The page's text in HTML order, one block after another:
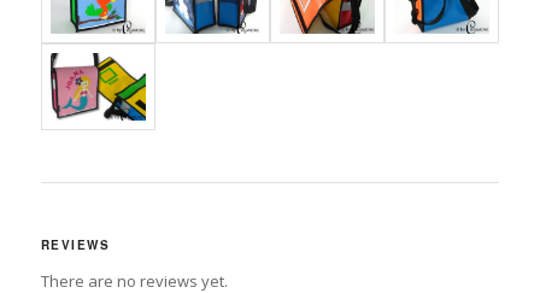
REVIEWS
There are no reviews yet.